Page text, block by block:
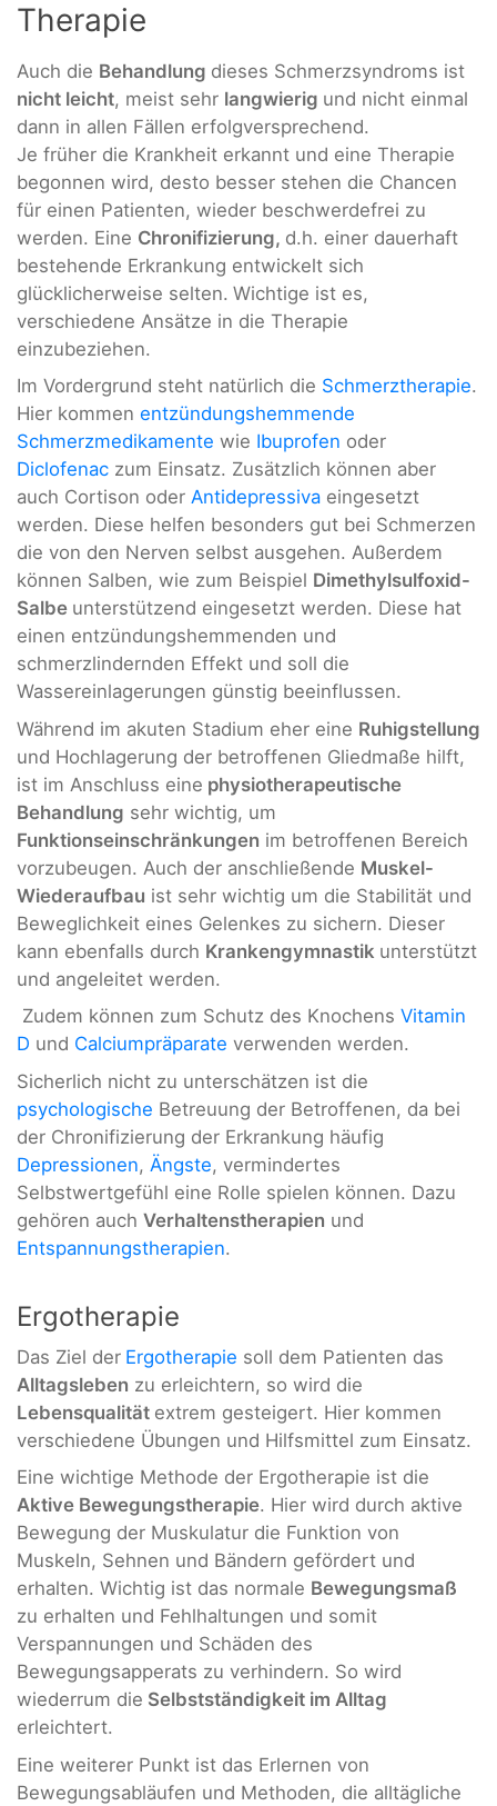
Therapie
Auch die Behandlung dieses Schmerzsyndroms ist
nicht leicht, meist sehr langwierig und nicht einmal
dann in allen Fällen erfolgversprechend.
Je früher die Krankheit erkannt und eine Therapie
begonnen wird, desto besser stehen die Chancen
für einen Patienten, wieder beschwerdefrei zu
werden. Eine Chronifizierung, d.h. einer dauerhaft
bestehende Erkrankung entwickelt sich
glücklicherweise selten. Wichtige ist es,
verschiedene Ansätze in die Therapie
einzubeziehen.
Im Vordergrund steht natürlich die Schmerztherapie.
Hier kommen entzündungshemmende
Schmerzmedikamente wie Ibuprofen oder
Diclofenac zum Einsatz. Zusätzlich können aber
auch Cortison oder Antidepressiva eingesetzt
werden. Diese helfen besonders gut bei Schmerzen
die von den Nerven selbst ausgehen. Außerdem
können Salben, wie zum Beispiel Dimethylsulfoxid-
Salbe unterstützend eingesetzt werden. Diese hat
einen entzündungshemmenden und
schmerzlindernden Effekt und soll die
Wassereinlagerungen günstig beeinflussen.
Während im akuten Stadium eher eine Ruhigstellung
und Hochlagerung der betroffenen Gliedmaße hilft,
ist im Anschluss eine physiotherapeutische
Behandlung sehr wichtig, um
Funktionseinschränkungen im betroffenen Bereich
vorzubeugen. Auch der anschließende Muskel-
Wiederaufbau ist sehr wichtig um die Stabilität und
Beweglichkeit eines Gelenkes zu sichern. Dieser
kann ebenfalls durch Krankengymnastik unterstützt
und angeleitet werden.
Zudem können zum Schutz des Knochens Vitamin
D und Calciumpräparate verwenden werden.
Sicherlich nicht zu unterschätzen ist die
psychologische Betreuung der Betroffenen, da bei
der Chronifizierung der Erkrankung häufig
Depressionen, Ängste, vermindertes
Selbstwertgefühl eine Rolle spielen können. Dazu
gehören auch Verhaltenstherapien und
Entspannungstherapien.
Ergotherapie
Das Ziel der Ergotherapie soll dem Patienten das
Alltagsleben zu erleichtern, so wird die
Lebensqualität extrem gesteigert. Hier kommen
verschiedene Übungen und Hilfsmittel zum Einsatz.
Eine wichtige Methode der Ergotherapie ist die
Aktive Bewegungstherapie. Hier wird durch aktive
Bewegung der Muskulatur die Funktion von
Muskeln, Sehnen und Bändern gefördert und
erhalten. Wichtig ist das normale Bewegungsmaß
zu erhalten und Fehlhaltungen und somit
Verspannungen und Schäden des
Bewegungsapperats zu verhindern. So wird
wiederrum die Selbstständigkeit im Alltag
erleichtert.
Eine weiterer Punkt ist das Erlernen von
Bewegungsabläufen und Methoden, die alltägliche